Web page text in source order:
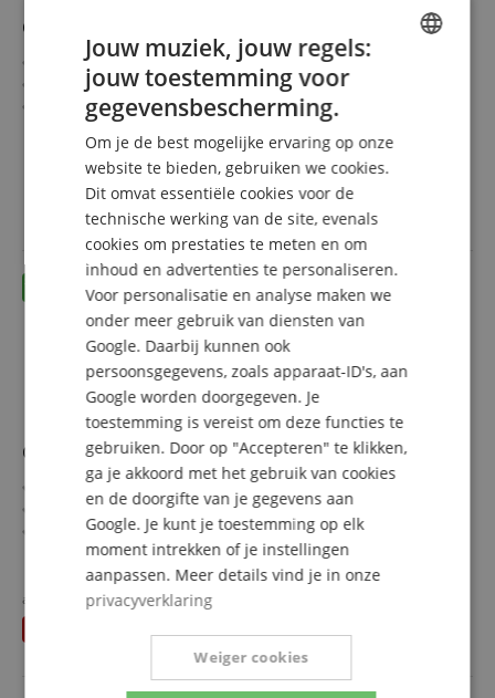
Omnitronic Curved Mobile Event Stand DJ Tafel
Gemakkelijk te vervoeren
Licht stalen frame
Snel te monteren zonder gereedschap
Afneembare & wasbare stofbekleding voor eenvoudige
reiniging
Max. draagvermogen: 50 kg
Afmetingen werkblad (B x D): 162 x 74 cm
359,00 €
Gratis verzenden (NL)
Omnitronic DX-1222 3-Weg Box 600 W Set Van 2
3-weg partybox voor disco- en rockmuziek
Piezo-hoogtoner voor krachtige hoge tonen
Hoorn-midrange voor zachte middentonen
Krachtige bassen via optionele subwoofer
Stevige houten behuizing met krasbestendige zwarte
viltbekleding
meer laten zien
189,00 €
BTW
apart gehouden198€
SPANISH
Jouw muziek, jouw regels:
jouw toestemming voor
gegevensbescherming.
Om je de best mogelijke ervaring op onze
website te bieden, gebruiken we cookies.
Dit omvat essentiële cookies voor de
technische werking van de site, evenals
cookies om prestaties te meten en om
inhoud en advertenties te personaliseren.
Voor personalisatie en analyse maken we
onder meer gebruik van diensten van
Google. Daarbij kunnen ook
persoonsgegevens, zoals apparaat-ID's, aan
Google worden doorgegeven. Je
toestemming is vereist om deze functies te
gebruiken. Door op "Accepteren" te klikken,
ga je akkoord met het gebruik van cookies
en de doorgifte van je gegevens aan
Google. Je kunt je toestemming op elk
moment intrekken of je instellingen
aanpassen. Meer details vind je in onze
privacyverklaring
Weiger cookies